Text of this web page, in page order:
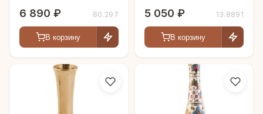
6 890 ₽ 80.297
В корзину
5 050 ₽ 13.8891
В корзину